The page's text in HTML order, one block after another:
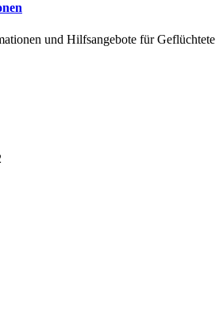
und Hilfsangebote für Geflüchtete